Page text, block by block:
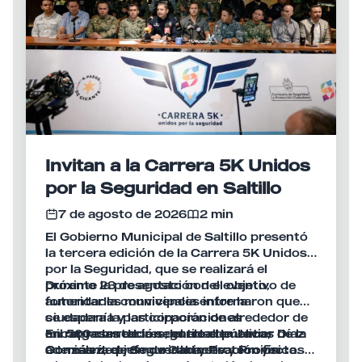
Invitan a la Carrera 5K Unidos
por la Seguridad en Saltillo
7 de agosto de 2026
2 min
El Gobierno Municipal de Saltillo presentó
la tercera edición de la Carrera 5K Unidos
por la Seguridad, que se realizará el
próximo 23 de agosto con el objetivo de
fomentar la convivencia entre la
ciudadanía y las corporaciones
encargadas de la seguridad pública,
además de promover la activación física.
Durante la presentación del evento,
autoridades municipales informaron que
se espera la participación de alrededor de
mil 500 corredores, entre elementos de la
Comisaría de Seguridad y Protección
En representación del alcalde Javier Díaz
González, el jefe de Gabinete y Proyectos